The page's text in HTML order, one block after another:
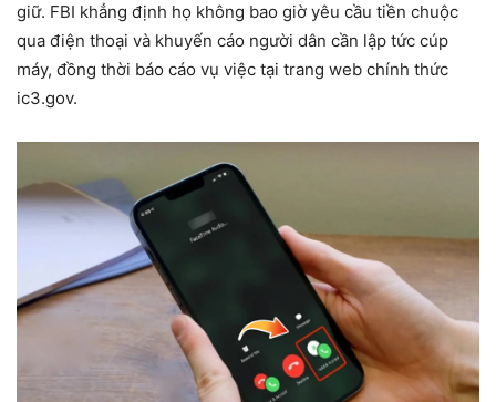
giữ. FBI khẳng định họ không bao giờ yêu cầu tiền chuộc
qua điện thoại và khuyến cáo người dân cần lập tức cúp
máy, đồng thời báo cáo vụ việc tại trang web chính thức
ic3.gov.